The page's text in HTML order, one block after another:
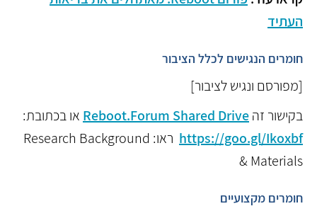
העתיד
חומרים הנגישים לכלל הציבור
[מפורסם ונגיש לציבור]
בקישור זהReboot.Forum Shared Drive או בכתובת:
https://goo.gl/Ikoxbf
ראו: Research Background
& Materials
חומרים מקצועיים